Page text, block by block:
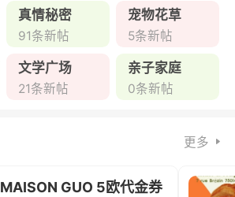
真情秘密
91条新帖
宠物花草
5条新帖
文学广场
21条新帖
亲子家庭
0条新帖
更多
MAISON GUO 5欧代金券